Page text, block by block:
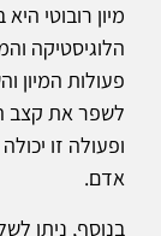
מיון רובוטי
הלוגיסטיקה
פעולות המיון
לשפר את קצב
ופעולה זו
אדם.
בנוסף, ניתן